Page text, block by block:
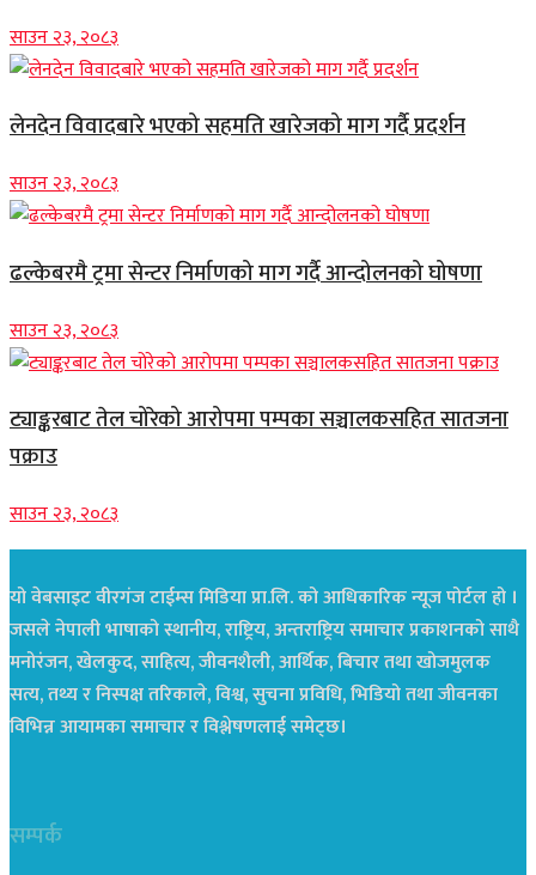
साउन २३, २०८३
लेनदेन विवादबारे भएको सहमति खारेजको माग गर्दै प्रदर्शन
साउन २३, २०८३
ढल्केबरमै ट्रमा सेन्टर निर्माणको माग गर्दै आन्दोलनको घोषणा
साउन २३, २०८३
ट्याङ्करबाट तेल चोरेको आरोपमा पम्पका सञ्चालकसहित सातजना
पक्राउ
साउन २३, २०८३
यो वेबसाइट वीरगंज टाईम्स मिडिया प्रा.लि. को आधिकारिक न्यूज पोर्टल हो ।
जसले नेपाली भाषाको स्थानीय, राष्ट्रिय, अन्तराष्ट्रिय समाचार प्रकाशनको साथै
मनोरंजन, खेलकुद, साहित्य, जीवनशैली, आर्थिक, बिचार तथा खोजमुलक
सत्य, तथ्य र निस्पक्ष तरिकाले, विश्व, सुचना प्रविधि, भिडियो तथा जीवनका
विभिन्न आयामका समाचार र विश्लेषणलाई समेट्छ।
सम्पर्क